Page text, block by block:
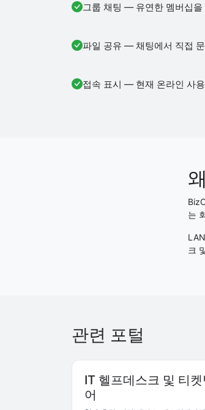
그룹 채팅 — 유연한 멤버십을
파일 공유 — 채팅에서 직접
접속 표시 — 현재 온라인 사
는
크
관련 포털
IT 헬프데스크 및 티
어